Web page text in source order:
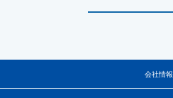
会社情報